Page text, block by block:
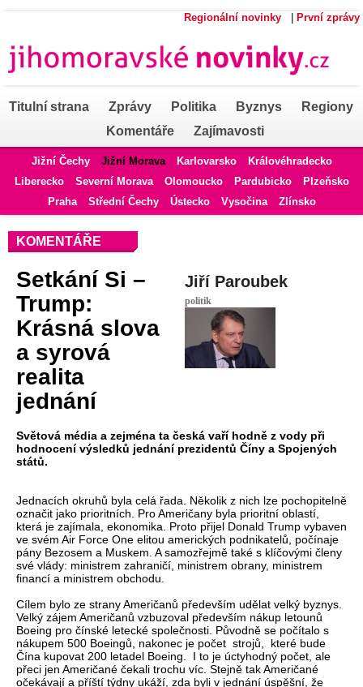
Regionální novinky První zprávy
Titulní strana Zprávy Politika Byznys
Regiony
Komentáře
Zajímavosti
Jižní Čechy Jižní Morava Karlovarsko
Královéhradecko
Liberecko
Severní Morava Olomoucko Pardubicko
Plzeňsko
Praha
Střední Čechy Ústecko Vysočina Zlínsko
KOMENTÁŘE
Jiří Paroubek
politik
Setkání Si –
Trump:
Krásná slova
a syrová
realita
jednání
Světová média a zejména ta česká vaří hodně z vody při
hodnocení výsledků jednání prezidentů Číny a Spojených
států.
Jednacích okruhů byla celá řada. Několik z nich lze pochopitelně
označit jako prioritních. Pro Američany byla prioritní oblastí,
která je zajímala, ekonomika. Proto přijel Donald Trump vybaven
ve svém Air Force One elitou amerických podnikatelů, počínaje
pány Bezosem a Muskem. A samozřejmě také s klíčovými členy
své vlády: ministrem zahraničí, ministrem obrany, ministrem
financí a ministrem obchodu.
Cílem bylo ze strany Američanů především udělat velký byznys.
Velký zájem Američanů vzbuzoval především nákup letounů
Boeing pro čínské letecké společnosti. Původně se počítalo s
nákupem 500 Boeingů, nakonec je počet strojů, které bude
Čína kupovat 200 letadel Boeing. I to je úctyhodný počet, ale
přeci jen Američané čekali trochu víc. Stejně tak Američané
očekávají a příští týdny ukáží, zda byli v jednání úspěšní, že